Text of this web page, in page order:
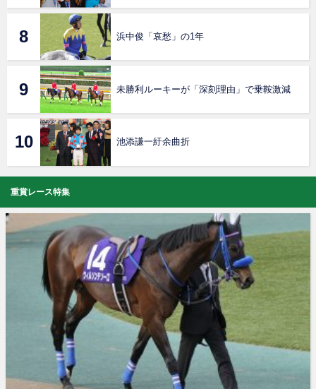
浜中俊「哀愁」の1年
未勝利ルーキーが「深刻理由」で乗鞍激減
池添謙一紆余曲折
重賞レース特集